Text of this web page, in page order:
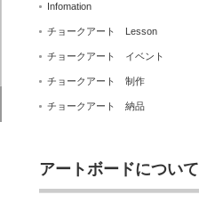
Infomation
チョークアート Lesson
チョークアート イベント
チョークアート 制作
チョークアート 納品
アートボードについて